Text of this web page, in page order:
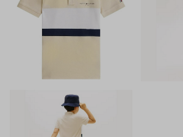
Bestel
kinderkleding
kwaliteit